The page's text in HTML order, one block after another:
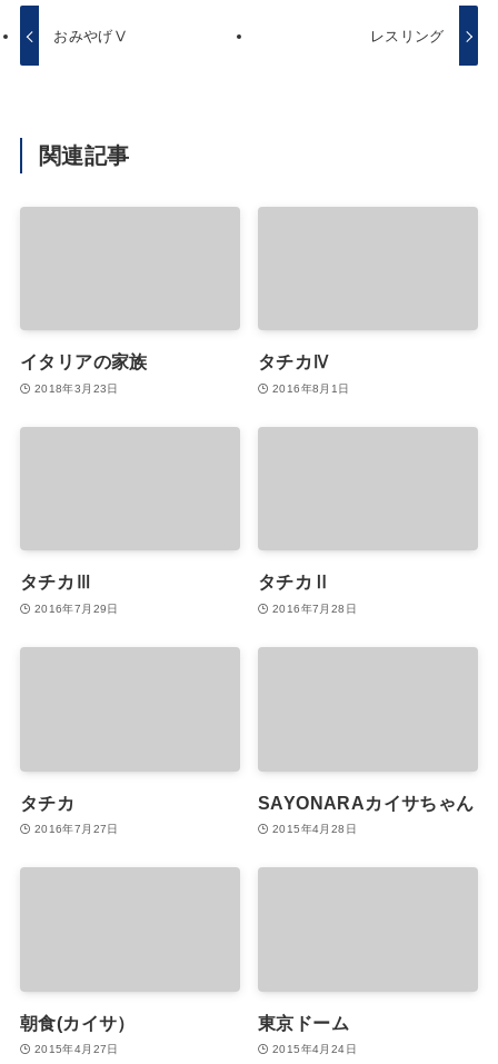
おみやげⅤ レスリング
関連記事
イタリアの家族
2018年3月23日
タチカⅣ
2016年8月1日
タチカⅢ
2016年7月29日
タチカⅡ
2016年7月28日
タチカ
2016年7月27日
SAYONARAカイサちゃん
2015年4月28日
朝食(カイサ）
2015年4月27日
東京ドーム
2015年4月24日